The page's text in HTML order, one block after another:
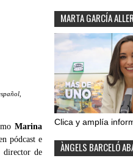
Marina
pódcast e
director de
MARTA GARCÍA
Clica y amplía
ÀNGELS BARCELÓ